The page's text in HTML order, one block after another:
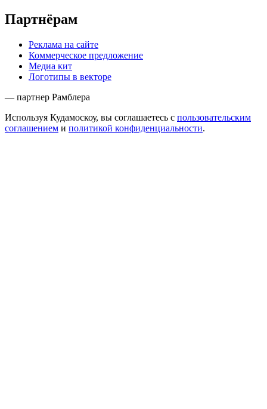
Партнёрам
Реклама на сайте
Коммерческое предложение
Медиа кит
Логотипы в векторе
— партнер Рамблера
Используя Кудамоскоу, вы соглашаетесь с пользовательским
соглашением и политикой конфиденциальности.